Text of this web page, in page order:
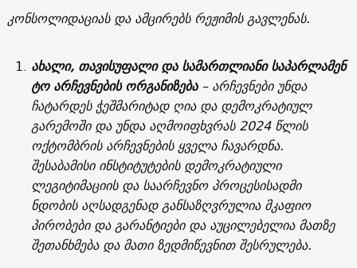
კონსოლიდაციას და ამცირებს რეჟიმის გავლენას.
ახალი, თავისუფალი და სამართლიანი საპარლამენ
ტო არჩევნების ორგანიზება– არჩევნები უნდა
ჩატარდეს ჭეშმარიტად ღია და დემოკრატიულ
გარემოში და უნდა აღმოიფხვრას 2024 წლის
ოქტომბრის არჩევნების ყველა ჩავარდნა.
შესაბამისი ინსტიტუტების დემოკრატიული
ლეგიტიმაციის და საარჩევნო პროცესისადმი
ნდობის აღსადგენად განსაზღვრულია მკაფიო
პირობები და გარანტიები და აუცილებელია მათზე
შეთანხმება და მათი ზედმიწევნით შესრულება.